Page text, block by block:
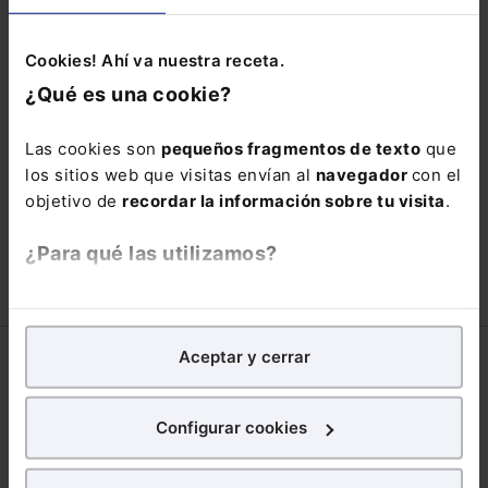
Cookies! Ahí va nuestra receta.
¿Qué es una cookie?
Las cookies son pequeños fragmentos de texto que
los sitios web que visitas envían al navegador con el
objetivo de recordar la información sobre tu visita.
¿Para qué las utilizamos?
analíticospara tratar demejorar tu experienciaen
nuestra página web. También con fines publicitarios,
para poder mostrarte publicidad y contenidos de tu
¿Qué puedes hacer?
Aceptar y cerrar
Configurar cookies
pierdas está oportunidad y
adquiere tu acceso con un
descuento.
110,00€ 66,00€
COMPRAR
Trabaja con nosotros